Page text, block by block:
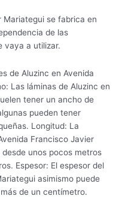
Mariategui se fabrica en
de las
vaya a utilizar.
de Aluzinc en Avenida
Las láminas de Aluzinc en
tener un ancho de
pueden tener
Longitud: La
Francisco Javier
unos pocos metros
Espesor: El espesor del
asimismo puede
de un centímetro.